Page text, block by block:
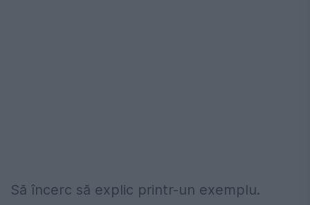
Să încerc să explic printr-un exemplu.